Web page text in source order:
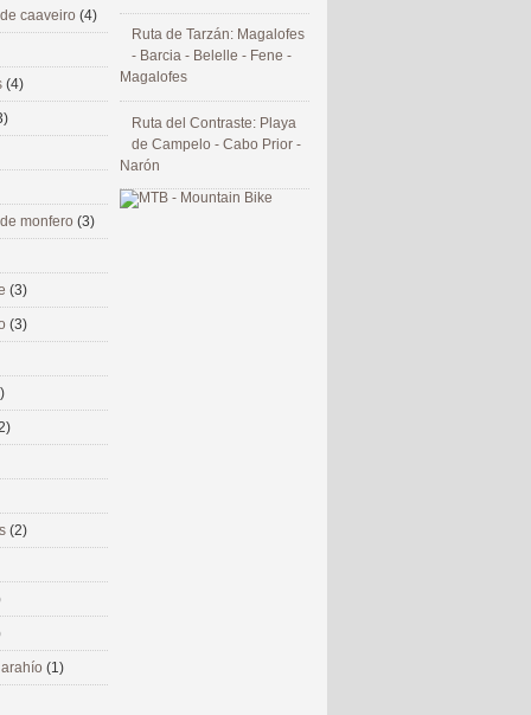
Ruta de Tarzán: Magalofes
- Barcia - Belelle - Fene -
Magalofes
Ruta del Contraste: Playa
de Campelo - Cabo Prior -
Narón
caaveiro (4)
(4)
monfero (3)
(3)
(3)
(2)
(1)